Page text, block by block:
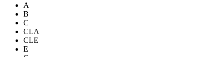
A
B
C
CLA
CLE
E